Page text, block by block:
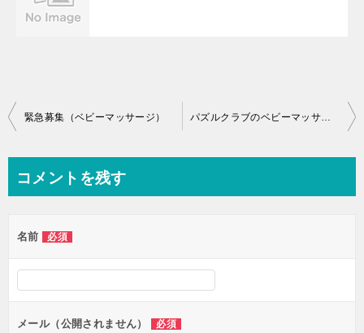
投
ビ
ー
シ
ン
緊急募集（ベビーマッサージ） パズルクラブのベビーマッサージ【満席】
コメントを残す
名前 必須
メール（公開されません） 必須